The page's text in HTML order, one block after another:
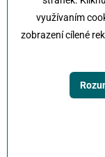
využívaním
zobrazení cílené
+420
© 2026